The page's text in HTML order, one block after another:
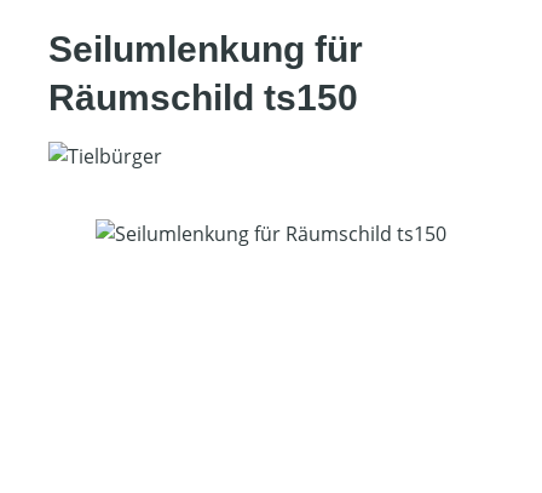
Seilumlenkung für
Räumschild ts150
Bildergalerie überspringen